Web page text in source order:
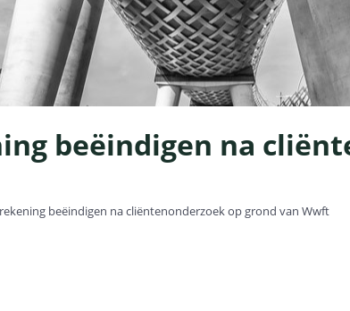
beëindigen na
beëindigen na cliëntenonderzoek op grond van Wwft